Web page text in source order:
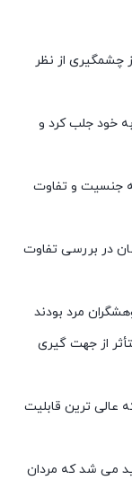
چشمگیری از نظر
خود جلب کرد و
جنسیت و تفاوت
در بررسی تفاوت
مرد بودند
از جهت گیری
عالی ترین قابلیت
می شد که مردان